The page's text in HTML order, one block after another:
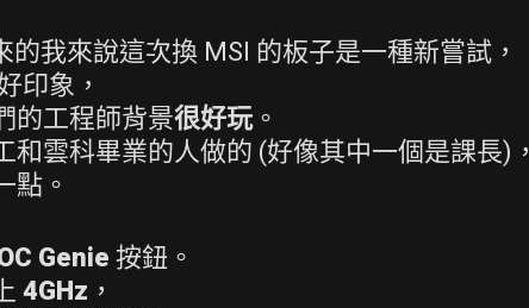
的我來說這次換 MSI 的板子是一種新嘗試，
印象，
的工程師背景很好玩。
雲科畢業的人做的 (好像其中一個是課長)，
點。
Genie 按鈕。
4GHz ，